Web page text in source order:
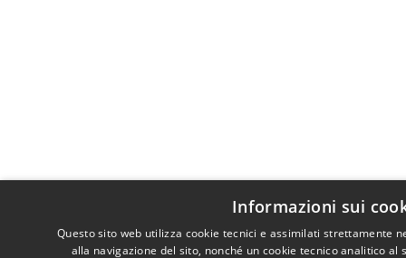
Informazioni sui
Questo sito web utilizza cookie tecnici e assimilati strettamente
alla navigazione del sito, nonché un cookie tecnico analitico